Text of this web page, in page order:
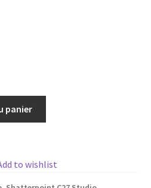
panier
to wishlist